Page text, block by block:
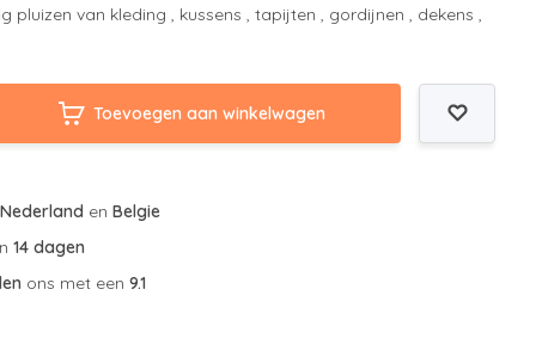
pluizen van kleding , kussens , tapijten , gordijnen , dekens ,
Toevoegen aan winkelwagen
Nederland enBelgie
14 dagen
ons met een9.1